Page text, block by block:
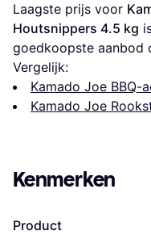
Laagste prijs voor
Houtsnippers 4.5 kg
goedkoopste aanbod
Vergelijk:
Kamado Joe BBQ-
Kamado Joe
Kenmerken
Product